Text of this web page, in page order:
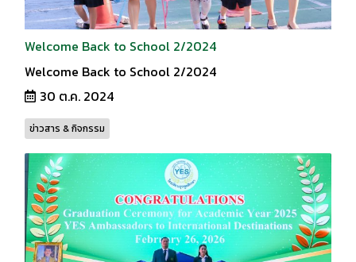
Welcome Back to School 2/2024
Welcome Back to School 2/2024
30 ต.ค. 2024
ข่าวสาร & กิจกรรม